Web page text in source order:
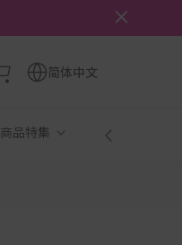
简体中文
商品特集